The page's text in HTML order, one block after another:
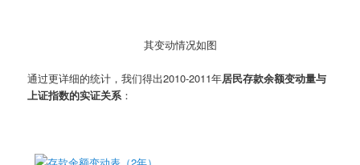
其变动情况如图
通过更详细的统计，我们得出2010-2011年居民存款余额变动量与
上证指数的实证关系：